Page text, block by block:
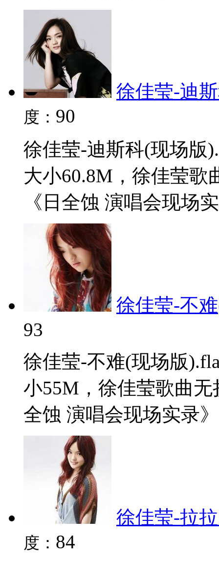
徐佳莹-迪
度： 90
徐佳莹-迪斯科(现场版
大小60.8M，徐佳莹歌
《日全蚀 演唱会现场
徐佳莹-不
93
徐佳莹-不难(现场版
小55M，徐佳莹歌曲
全蚀 演唱会现场实录
徐佳莹-拉
度： 84